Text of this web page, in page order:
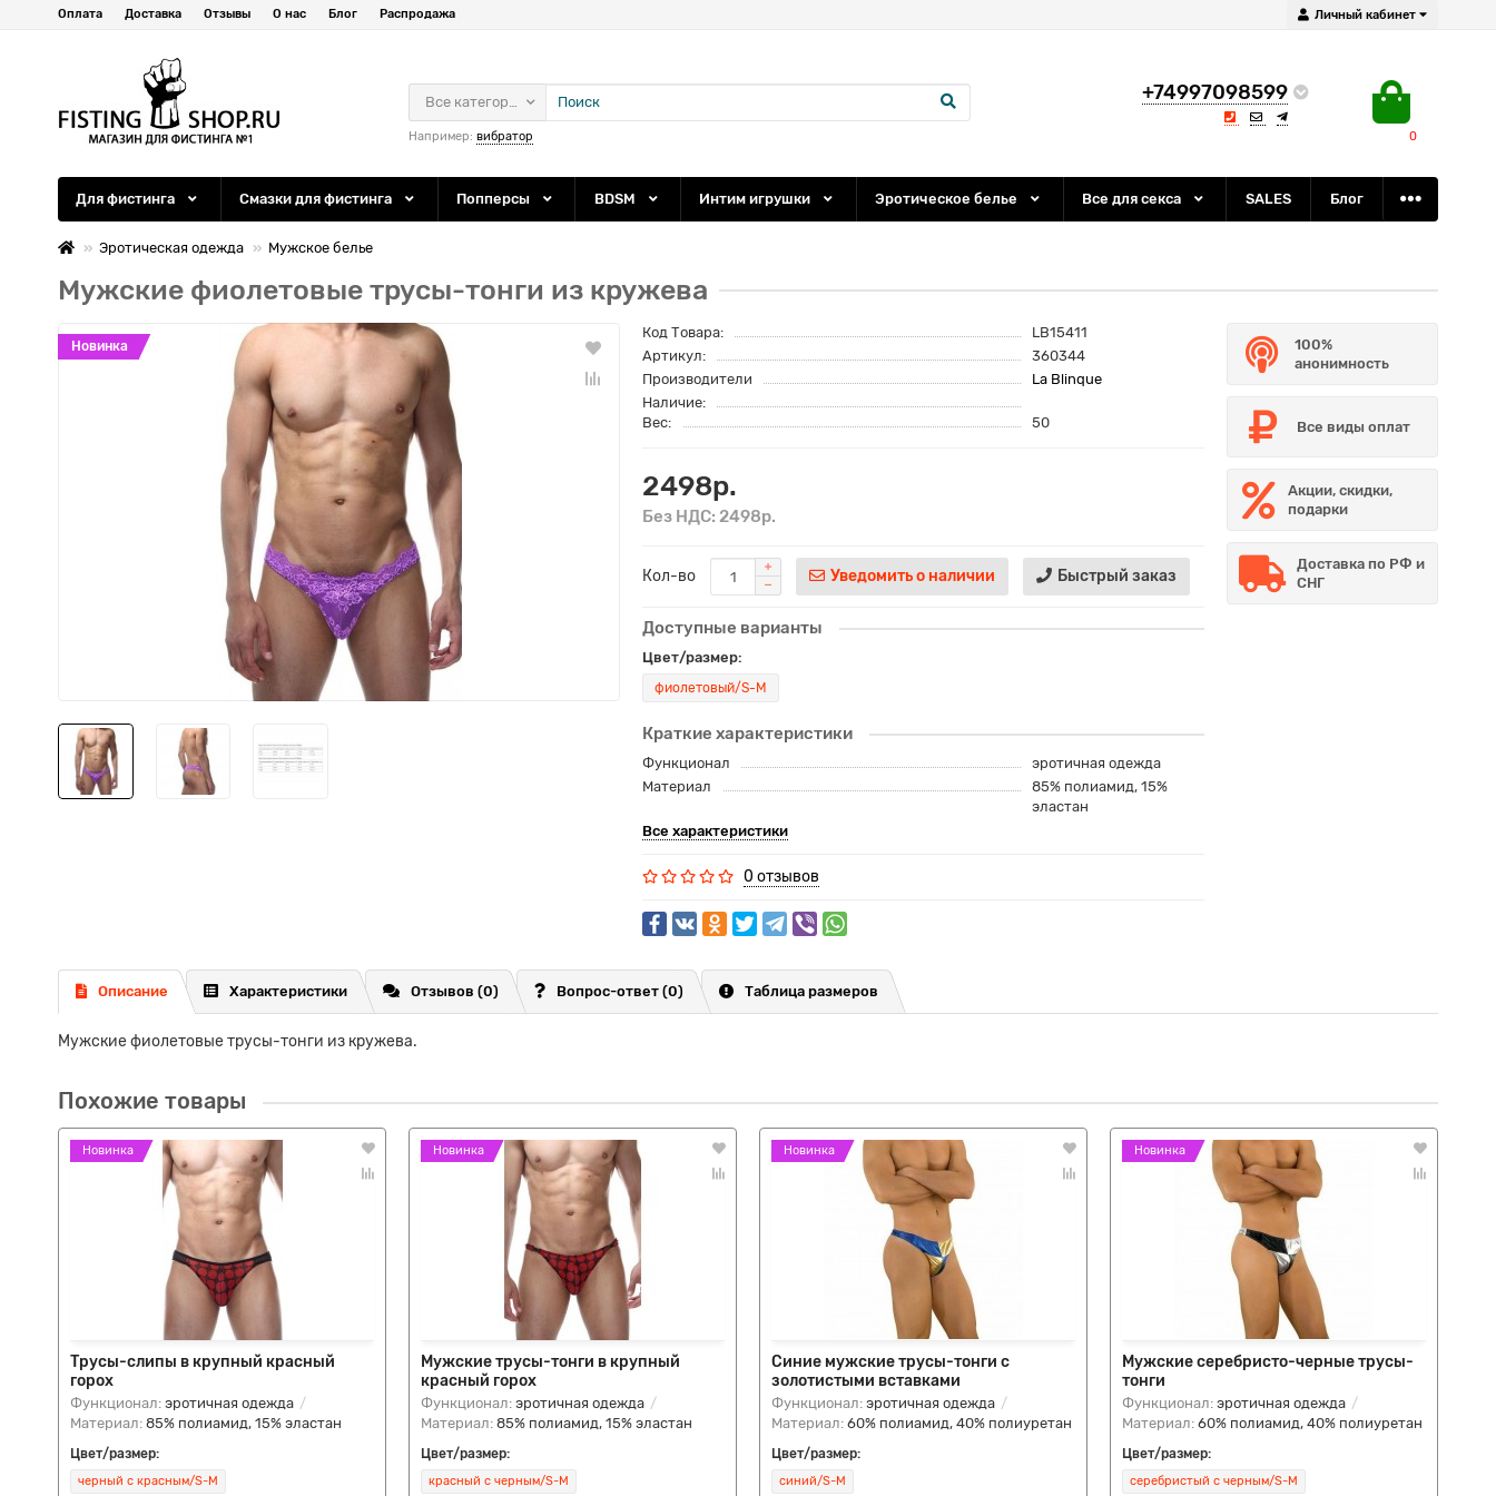
Личный кабинет
Оплата Доставка Отзывы О нас Блог Распродажа
+74997098599
0
Все категории
Например: вибратор
Для фистинга Смазки для фистинга Попперсы BDSM Интим игрушки Эротическое белье Все для секса SALES Блог
Эротическая одежда Мужское белье
Мужские фиолетовые трусы-тонги из кружева
Новинка
Код Товара:
LB15411
Артикул:
360344
Производители
La Blinque
Наличие:
Вес:
50
2498р.
Без НДС: 2498р.
Кол-во Уведомить о наличии Быстрый заказ
Доступные варианты
Цвет/размер:
фиолетовый/S-M
Краткие характеристики
Функционал
эротичная одежда
Материал
85% полиамид, 15%
эластан
Все характеристики
0 отзывов
100%
анонимность
Все виды оплат
Акции, скидки,
подарки
Доставка по РФ и
СНГ
Описание Характеристики Отзывов (0) Вопрос-ответ (0) Таблица размеров
Мужские фиолетовые трусы-тонги из кружева.
Похожие товары
Новинка
Трусы-слипы в крупный красный
горох
Функционал: эротичная одежда
Материал: 85% полиамид, 15% эластан
Цвет/размер:
черный с красным/S-M
Новинка
Мужские трусы-тонги в крупный
красный горох
Функционал: эротичная одежда
Материал: 85% полиамид, 15% эластан
Цвет/размер:
красный с черным/S-M
Новинка
Синие мужские трусы-тонги с
золотистыми вставками
Функционал: эротичная одежда
Материал: 60% полиамид, 40% полиуретан
Цвет/размер:
синий/S-M
Новинка
Мужские серебристо-черные трусы-
тонги
Функционал: эротичная одежда
Материал: 60% полиамид, 40% полиуретан
Цвет/размер:
серебристый с черным/S-M